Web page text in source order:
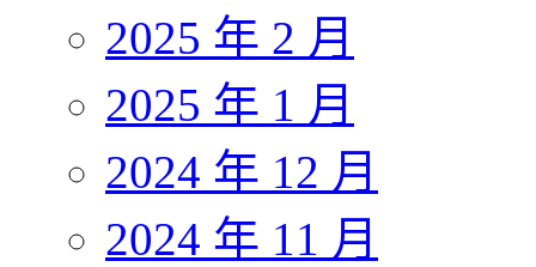
2025 年 2 月
2025 年 1 月
2024 年 12 月
2024 年 11 月